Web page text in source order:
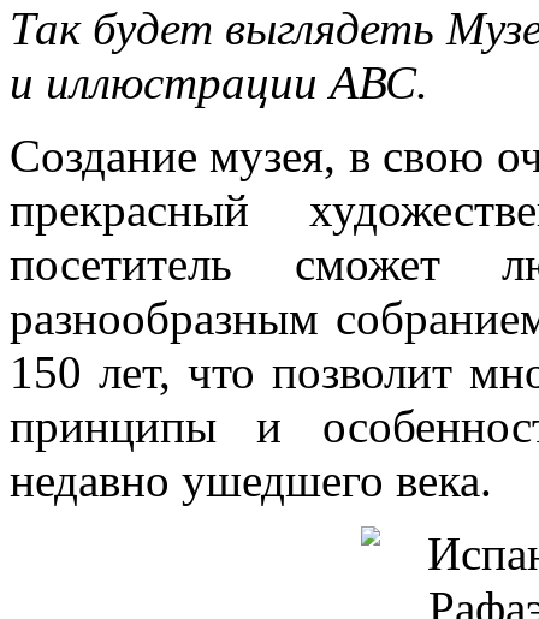
Так будет выглядеть
и иллюстрации АВС.
Создание музея, в свою
прекрасный
посетитель сможет
разнообразным
150 лет, что позволит
принципы и
недавно ушедшего века.